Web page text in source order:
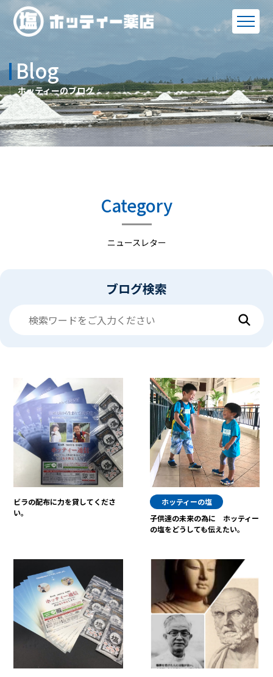
Blog
ホッティーのブログ
Category
ニュースレター
ブログ検索
ビラの配布に力を貸してくださ
い。
ホッティーの塩
子供達の未来の為に ホッティー
の塩をどうしても伝えたい。